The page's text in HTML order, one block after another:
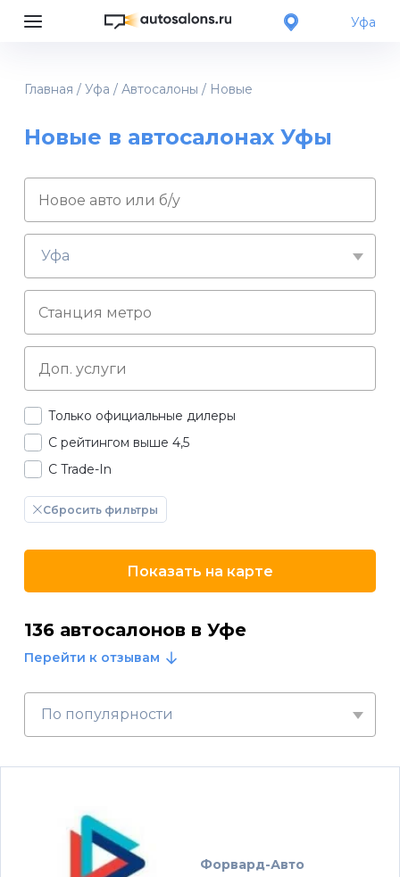
Главная / Уфа / Автосалоны / Новые
Уфа
Новые в автосалонах Уфы
Уфа
Только официальные дилеры
С рейтингом выше 4,5
С Trade-In
Сбросить фильтры
Показать на карте
136 автосалонов в Уфе
Перейти к отзывам
По популярности
Форвард-Авто